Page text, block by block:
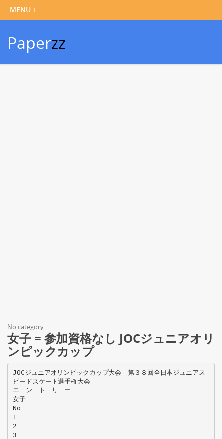
Paperzz
No category
女子 = 参加資格なし JOCジュニアオリ
ンピックカップ
JOCジュニアオリンピックカップ大会 第３８回全日本ジュニアス
ピードスケート選手権大会
エ ン ト リ ー
女子
No
1
2
3